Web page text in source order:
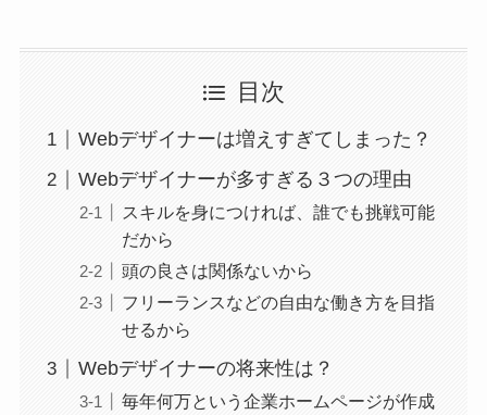
目次
Webデザイナーは増えすぎてしまった？
Webデザイナーが多すぎる３つの理由
スキルを身につければ、誰でも挑戦可能
だから
頭の良さは関係ないから
フリーランスなどの自由な働き方を目指
せるから
Webデザイナーの将来性は？
毎年何万という企業ホームページが作成